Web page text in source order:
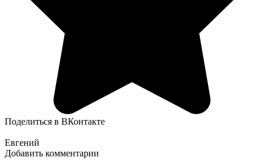
Поделиться в ВКонтакте
Евгений
Добавить комментарии